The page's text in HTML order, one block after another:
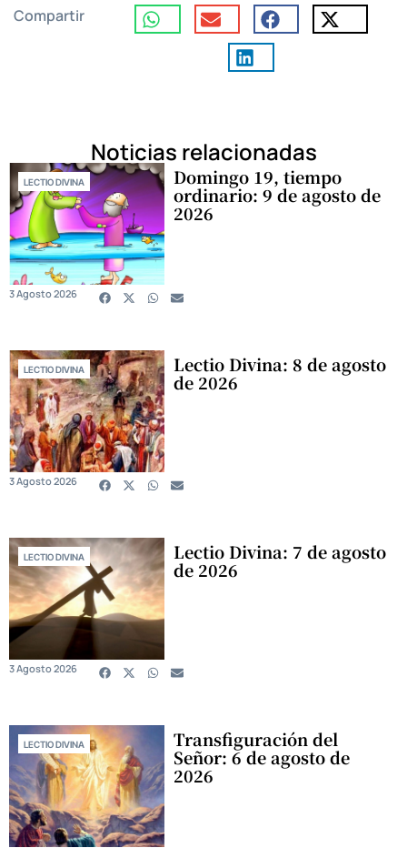
Compartir
Noticias relacionadas
LECTIO DIVINA Domingo 19, tiempo
ordinario: 9 de agosto de
2026
3 Agosto 2026
LECTIO DIVINA Lectio Divina: 8 de agosto
de 2026
3 Agosto 2026
LECTIO DIVINA Lectio Divina: 7 de agosto
de 2026
3 Agosto 2026
LECTIO DIVINA Transfiguración del
Señor: 6 de agosto de
2026